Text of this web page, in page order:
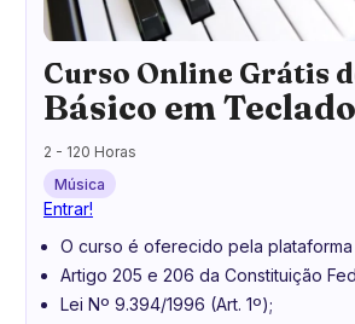
Curso Online Grátis
Básico em
2 - 120 Horas
Música
Entrar!
O curso é oferecido pela plataforma
Artigo 205 e 206 da Constituição
Lei Nº 9.394/1996 (Art. 1º);